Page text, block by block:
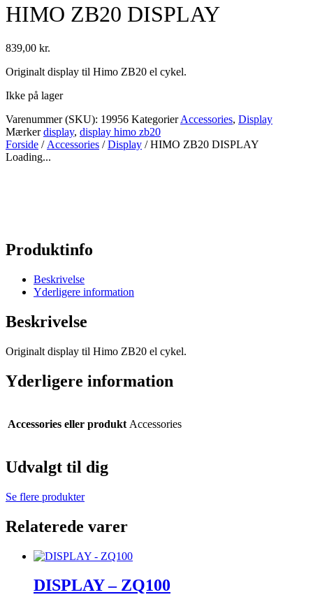
HIMO ZB20 DISPLAY
839,00 kr.
Originalt display til Himo ZB20 el cykel.
Ikke på lager
Varenummer (SKU): 19956 KategorierAccessories, Display
Mærker display, display himo zb20
Forside /Accessories /Display / HIMO ZB20 DISPLAY
Loading...
Produktinfo
Beskrivelse
Yderligere information
Beskrivelse
Originalt display til Himo ZB20 el cykel.
Yderligere information
Accessories eller produkt Accessories
Udvalgt til dig
Se flere produkter
Relaterede varer
DISPLAY – ZQ100